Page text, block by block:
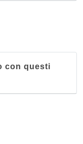
con questi